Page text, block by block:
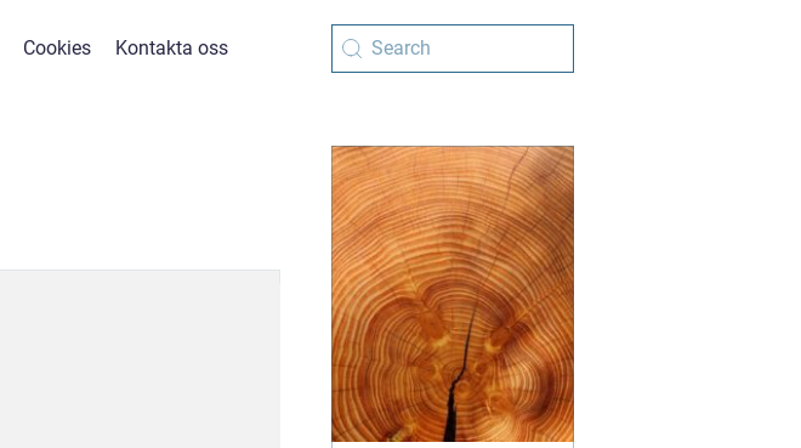
Cookies Kontakta oss